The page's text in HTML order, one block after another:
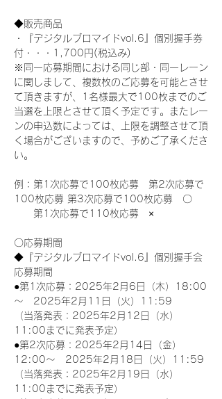
◆販売商品
・『デジタルブロマイドvol.6』個別握手券
付・・・1,700円(税込み)
※同一応募期間における同じ部・同一レーン
に関しまして、複数枚のご応募を可能とさせ
て頂きますが、1名様最大で100枚までのご
当選を上限とさせて頂く予定です。またレー
ンの申込数によっては、上限を調整させて頂
く場合がございますので、予めご了承くださ
い。
例：第1次応募で100枚応募　第2次応募で
100枚応募 第3次応募で100枚応募　〇
第1次応募で110枚応募　×
〇応募期間
◆『デジタルブロマイドvol.6』個別握手会
応募期間
●第1次応募：2025年2月6日（木）18:00
～　2025年2月11日（火）11:59
（当落発表：2025年2月12日（水）
11:00までに発表予定）
●第2次応募：2025年2月14日（金）
12:00～　2025年2月18日（火）11:59
（当落発表：2025年2月19日（水）
11:00までに発表予定）